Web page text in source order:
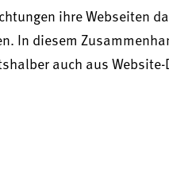
ihre Webseiten
In diesem
auch aus